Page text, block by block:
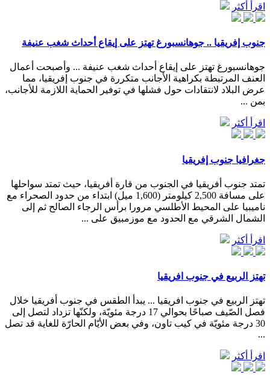
اقرأ أكثر
جنوب إفريقيا .. جوهانسبورغ تهتز على إيقاع أحداث شغب عنيفة
جوهانسبورغ تهتز على إيقاع أحداث شغب عنيفة ... وأصبحت أعمال
العنف المرتبطة بكراهية الأجانب متكررة في جنوب إفريقيا، مما
عرض البلاد لانتقادات حول فشلها في توفير الحماية اللازمة للأجانب،
بمن ...
اقرأ أكثر
جغرافيا جنوب إفريقيا
تمتد جنوب أفريقيا في الجنوب من قارة أفريقيا، حيث تمتد سواحلها
على مسافة 2,500 كيلومتر (1,600 ميل) ابتداء من حدود الصحراء مع
ناميبيا على المحيط الأطلسي مرورا برأس الرجاء الصالح ثم إلى
الشمال الشرقي مع الحدود مع موزمبيق على ...
اقرأ أكثر
تهتز الربيع في جنوب افريقيا
تهتز الربيع في جنوب افريقيا ... يبدأ الطقس في جنوب أفريقيا خلال
فصل الصّيف صباحًا بحوالي 17 درجة مئويّة، ولكنّها تزداد لتصل إلى
30 درجة مئويّة في كيب تاون، وفي بعض الأيّام الحارّة للغاية قد تصل
...
اقرأ أكثر